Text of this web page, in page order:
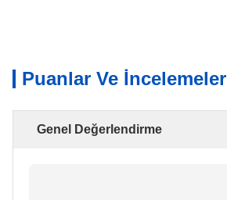
Puanlar Ve İncelemeler
Genel Değerlendirme